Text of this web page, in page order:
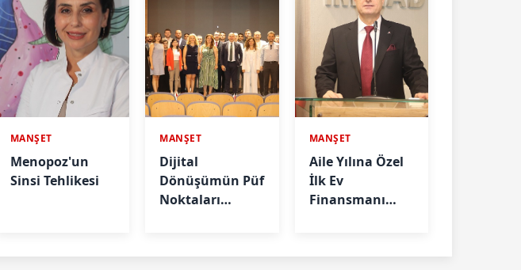
MANŞET
Menopoz'un
Sinsi Tehlikesi
MANŞET
Dijital
Dönüşümün Püf
Noktaları
MANŞET
Aile Yılına Özel
İlk Ev
Finansmanı